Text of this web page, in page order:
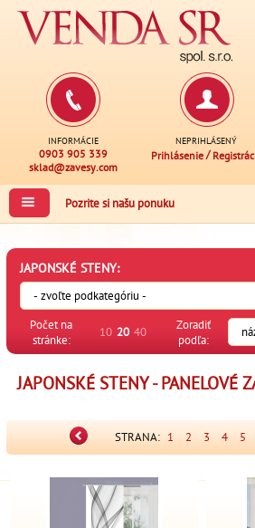
INFORMÁCIE
0903 905 339
sklad@zavesy.com
NEPRIHLÁSENÝ
Prihlásenie/
Pozrite si našu ponuku
JAPONSKÉ STENY:
Počet na
stránke:
10 20 40
Zoradiť
podľa:
JAPONSKÉ STENY - PANELOVÉ
STRANA: 1 2 3 4 5